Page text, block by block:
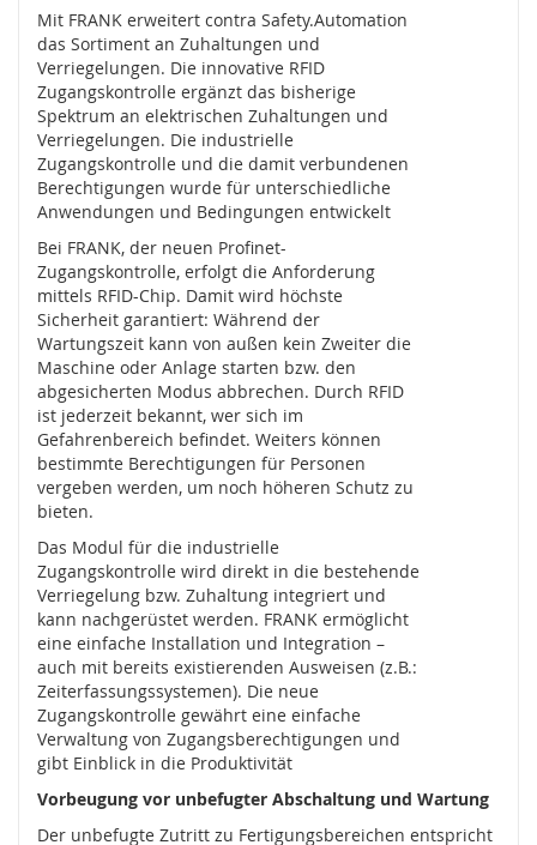
e
i
s
t
e
)
S
i
c
h
e
r
h
e
i
t
s
s
c
h
a
l
t
e
r
(
Z
u
h
a
l
t
u
n
g
,
Mit FRANK erweitert contra Safety.Automation
das Sortiment an Zuhaltungen und
Verriegelungen. Die innovative RFID
Zugangskontrolle ergänzt das bisherige
Spektrum an elektrischen Zuhaltungen und
Verriegelungen. Die industrielle
Zugangskontrolle und die damit verbundenen
Berechtigungen wurde für unterschiedliche
Anwendungen und Bedingungen entwickelt
Bei FRANK, der neuen Profinet-
Zugangskontrolle, erfolgt die Anforderung
mittels RFID-Chip. Damit wird höchste
Sicherheit garantiert: Während der
Wartungszeit kann von außen kein Zweiter die
Maschine oder Anlage starten bzw. den
abgesicherten Modus abbrechen. Durch RFID
ist jederzeit bekannt, wer sich im
Gefahrenbereich befindet. Weiters können
bestimmte Berechtigungen für Personen
vergeben werden, um noch höheren Schutz zu
bieten.
Das Modul für die industrielle
Zugangskontrolle wird direkt in die bestehende
Verriegelung bzw. Zuhaltung integriert und
kann nachgerüstet werden. FRANK ermöglicht
eine einfache Installation und Integration –
auch mit bereits existierenden Ausweisen (z.B.:
Zeiterfassungssystemen). Die neue
Zugangskontrolle gewährt eine einfache
Verwaltung von Zugangsberechtigungen und
gibt Einblick in die Produktivität
Vorbeugung vor unbefugter Abschaltung und Wartung
Der unbefugte Zutritt zu Fertigungsbereichen entspricht